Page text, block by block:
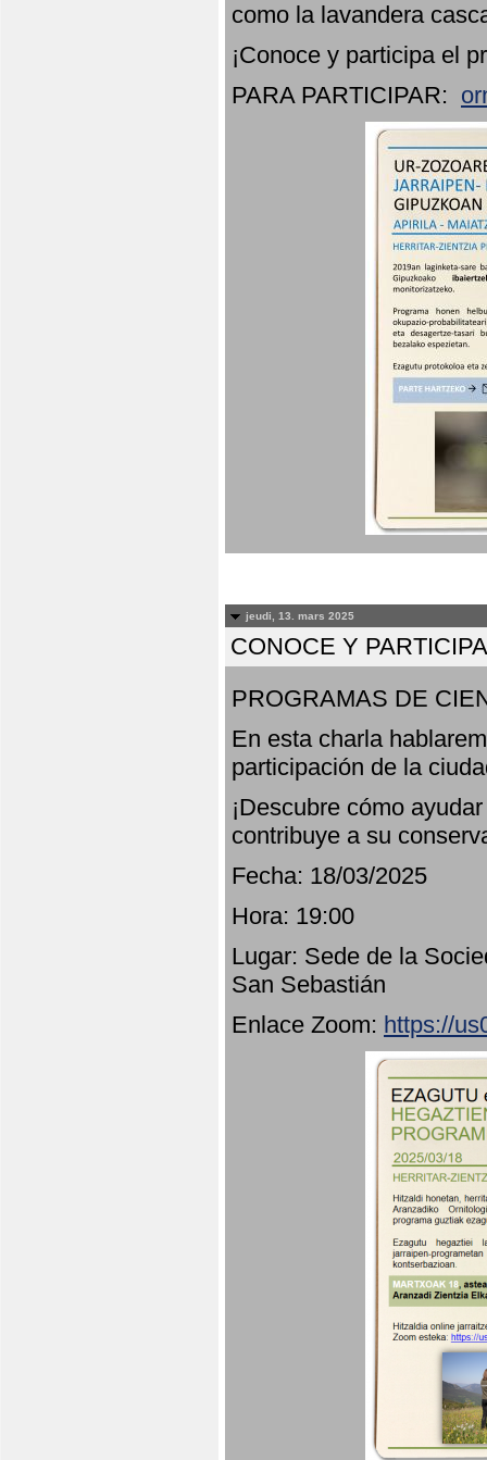
como la lavandera
¡Conoce y participa el
PARA PARTICIPAR:
jeudi, 13. mars 2025
CONOCE Y
PROGRAMAS DE
En esta charla
participación de la
¡Descubre cómo
contribuye a su
Fecha: 18/03/2025
Hora: 19:00
Lugar: Sede de la
San Sebastián
Enlace Zoom: https://